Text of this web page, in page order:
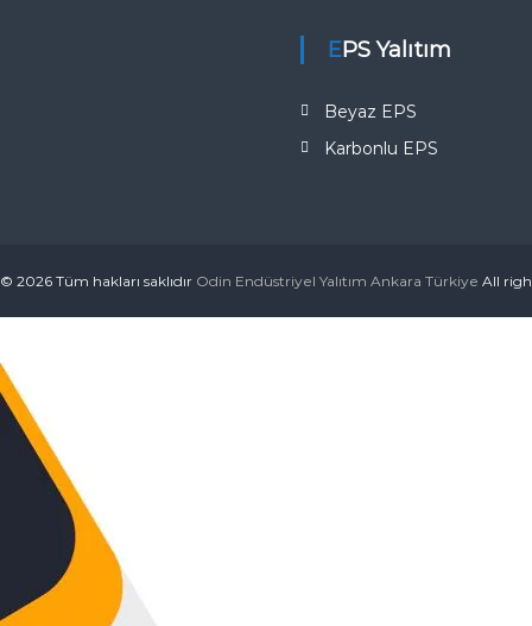
EPS Yalıtım
Beyaz EPS
Karbonlu EPS
© 2026 Tüm hakları saklıdır Odin Endüstriyel Yalıtım Ankara Türkiye All